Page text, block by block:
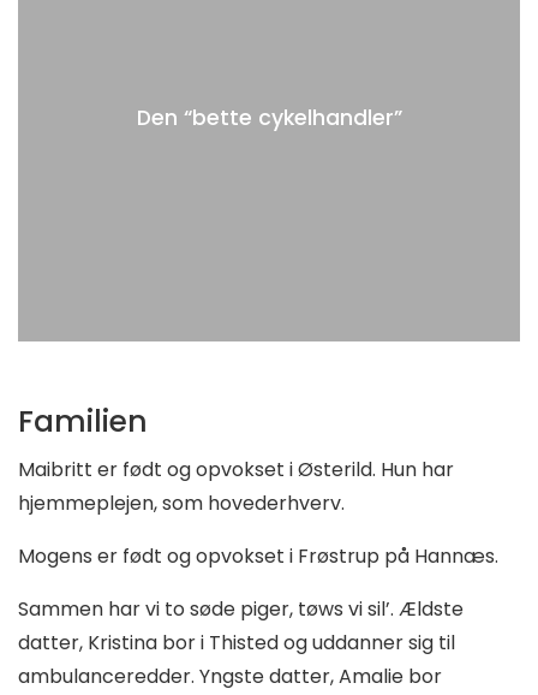
Den “bette cykelhandler”
Familien
Maibritt er født og opvokset i Østerild. Hun har
hjemmeplejen, som hovederhverv.
Mogens er født og opvokset i Frøstrup på Hannæs.
Sammen har vi to søde piger, tøws vi sil’. Ældste
datter, Kristina bor i Thisted og uddanner sig til
ambulanceredder. Yngste datter, Amalie bor